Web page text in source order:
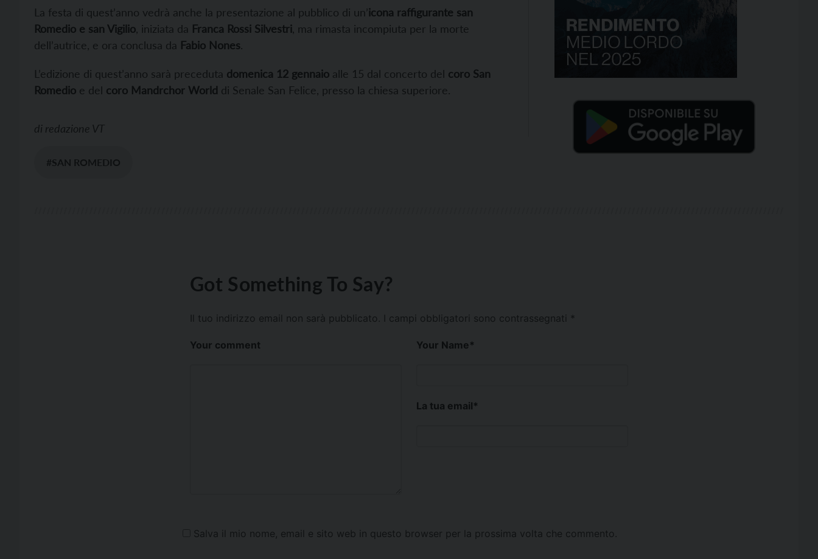
La festa di quest’anno vedrà anche la presentazione al pubblico di un’icona raffigurante san
Romedio e san Vigilio , iniziata da Franca Rossi Silvestri , ma rimasta incompiuta per la morte
dell’autrice, e ora conclusa da Fabio Nones.
L’edizione di quest’anno sarà preceduta domenica 12 gennaio alle 15 dal concerto del coro San
Romedio e del coro Mandrchor World di Senale San Felice, presso la chiesa superiore.
di redazione VT
#SAN ROMEDIO
Got Something To Say?
Il tuo indirizzo email non sarà pubblicato. I campi obbligatori sono contrassegnati *
Your comment Your Name*
La tua email*
Salva il mio nome, email e sito web in questo browser per la prossima volta che commento.